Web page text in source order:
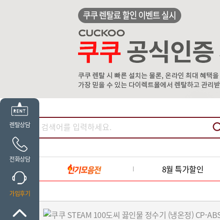
8월 특가할인
렌탈상담
전화상담
가입후기